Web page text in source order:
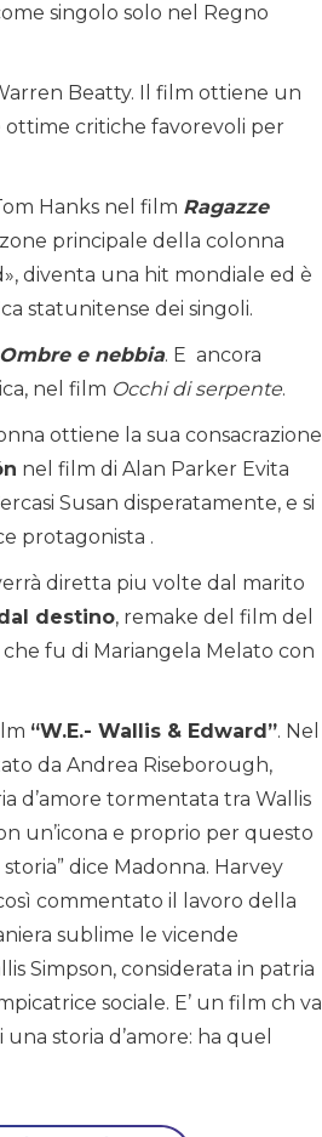
singolo solo nel Regno
Beatty. Il film ottiene un
ottime critiche favorevoli per
Hanks nel film Ragazze
principale della colonna
diventa una hit mondiale ed è
statunitense dei singoli.
Ombre e nebbia. E ancora
nel film Occhi di serpente.
ottiene la sua consacrazione
nel film di Alan Parker Evita
Susan disperatamente, e si
protagonista .
diretta piu volte dal marito
destino, remake del film del
fu di Mariangela Melato con
“W.E.- Wallis & Edward”. Nel
da Andrea Riseborough,
d’amore tormentata tra Wallis
un’icona e proprio per questo
dice Madonna. Harvey
commentato il lavoro della
sublime le vicende
Simpson, considerata in patria
sociale. E’ un film ch va
storia d’amore: ha quel